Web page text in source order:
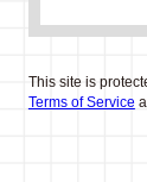
This site is
Terms of Service